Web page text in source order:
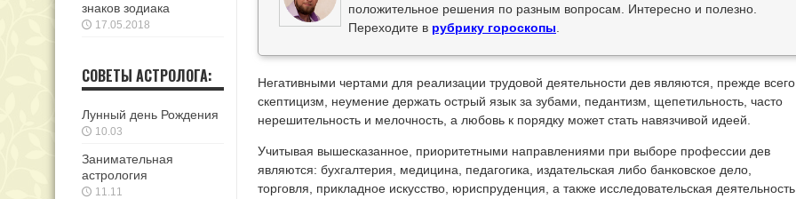
положительное решения по разным вопросам. Интересно и полезно.
Переходите в рубрику гороскопы
Негативными чертами для реализации трудовой деятельности дев являются, прежде всего,
скептицизм, неумение держать острый язык за зубами, педантизм, щепетильность, часто
нерешительность и мелочность, а любовь к порядку может стать навязчивой идеей.
Учитывая вышесказанное, приоритетными направлениями при выборе профессии дев
являются: бухгалтерия, медицина, педагогика, издательская либо банковское дело,
торговля, прикладное искусство, юриспруденция, а также исследовательская деятельность.
знаков зодиака
17.05.2018
СОВЕТЫ АСТРОЛОГА:
Лунный день Рождения
10.03
Занимательная
астрология
11.11